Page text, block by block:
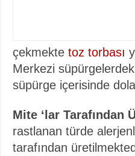
çekmekte toz torbası
Merkezi
süpürge içerisinde
Mite ‘lar Tarafından
rastlanan türde
tarafından